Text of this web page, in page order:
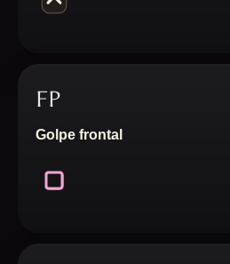
FP
Golpe frontal